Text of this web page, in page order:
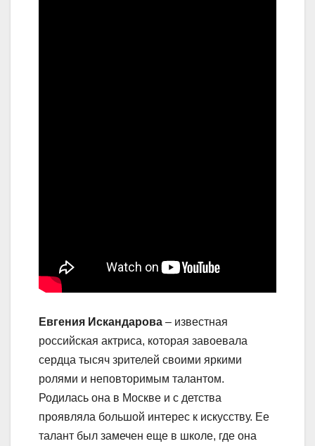
Евгения Искандарова – известная
российская актриса, которая завоевала
сердца тысяч зрителей своими яркими
ролями и неповторимым талантом.
Родилась она в Москве и с детства
проявляла большой интерес к искусству. Ее
талант был замечен еще в школе, где она